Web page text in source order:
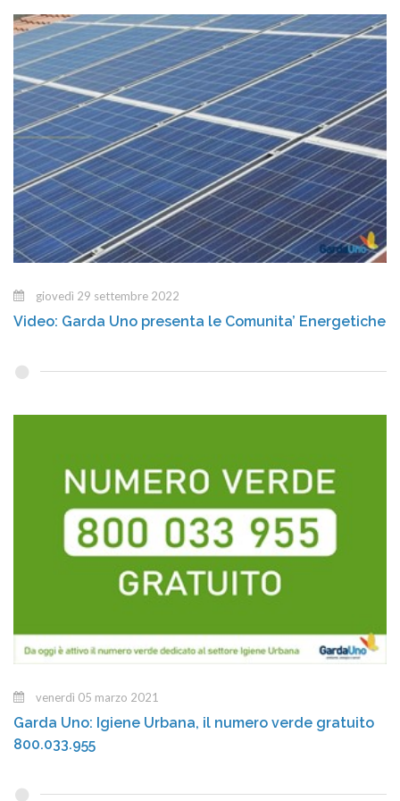
giovedì 29 settembre 2022
Video: Garda Uno presenta le Comunita’ Energetiche
venerdì 05 marzo 2021
Garda Uno: Igiene Urbana, il numero verde gratuito
800.033.955